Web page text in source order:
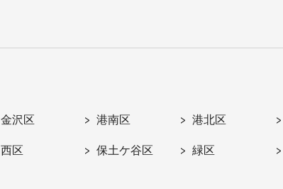
金沢区 港南区 港北区
西区 保土ケ谷区 緑区